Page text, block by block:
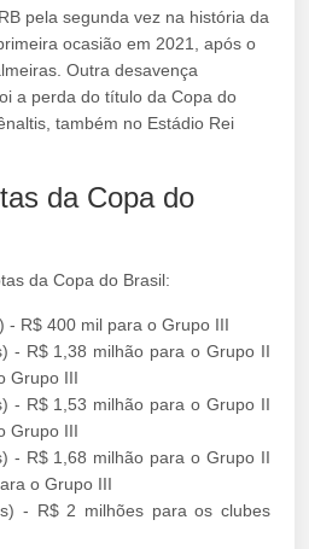
pela segunda vez na história da
ocasião em 2021, após o
Outra desavença
a perda do título da Copa do
também no Estádio Rei
da Copa do
da Copa do Brasil:
- R$ 400 mil para o Grupo III
- R$ 1,38 milhão para o Grupo II
Grupo III
- R$ 1,53 milhão para o Grupo II
Grupo III
- R$ 1,68 milhão para o Grupo II
o Grupo III
- R$ 2 milhões para os clubes